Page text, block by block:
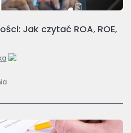
Jak czytać ROA, ROE,